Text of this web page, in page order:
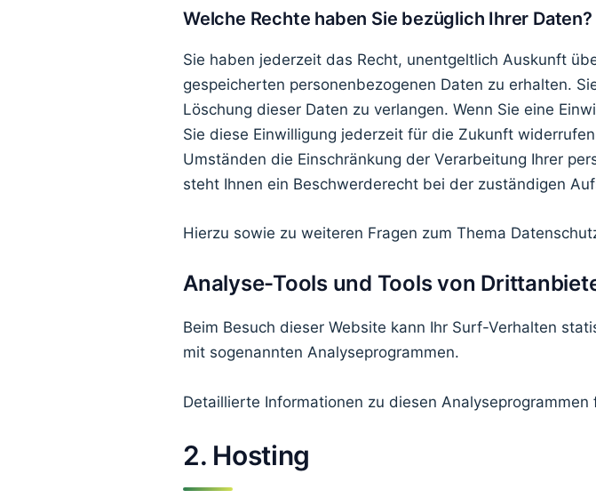
Welche Rechte haben Sie bezüglich Ihrer Daten?
Sie haben jederzeit das Recht, unentgeltlich Auskunft
gespeicherten personenbezogenen Daten zu erhalten.
Löschung dieser Daten zu verlangen. Wenn Sie eine
Sie diese Einwilligung jederzeit für die Zukunft
Umständen die Einschränkung der Verarbeitung Ihrer
steht Ihnen ein Beschwerderecht bei der zuständigen
Hierzu sowie zu weiteren Fragen zum Thema
Analyse-Tools und Tools von
Beim Besuch dieser Website kann Ihr Surf-Verhalten
mit sogenannten Analyseprogrammen.
Detaillierte Informationen zu diesen
2. Hosting